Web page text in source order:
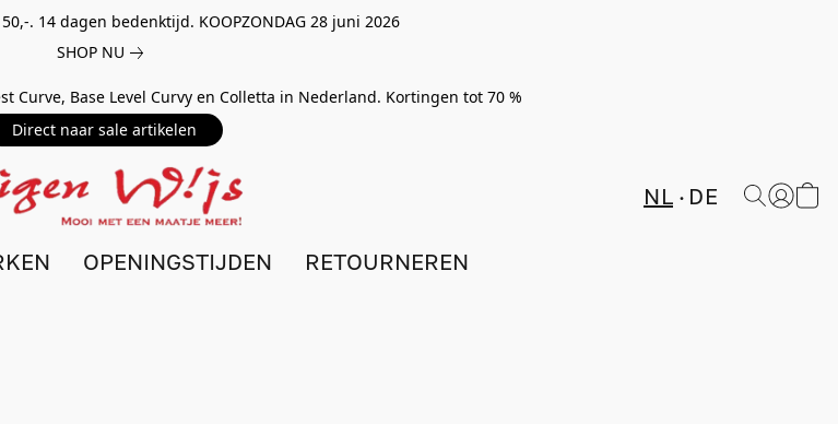
. 14 dagen bedenktijd. KOOPZONDAG 28 juni 2026
SHOP NU
Curve, Base Level Curvy en Colletta in Nederland. Kortingen tot 70 %
Direct naar sale artikelen
NL DE
OPENINGSTIJDEN RETOURNEREN